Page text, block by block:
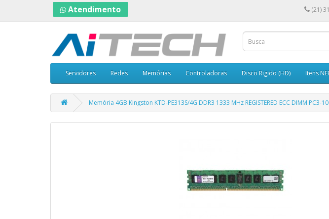
Atendimento (21)
Servidores Redes Memórias Controladoras Disco Rigido (HD) Itens
Memória 4GB Kingston KTD-PE313S/4G DDR3 1333 MHz REGISTERED ECC DIMM PC3-